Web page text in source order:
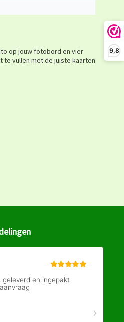
9,8
op jouw fotobord en vier
te vullen met de juiste kaarten